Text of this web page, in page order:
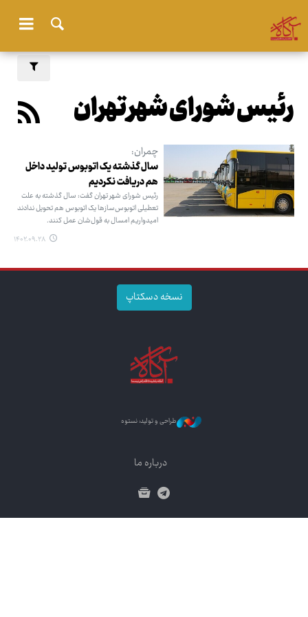
رئیس شورای شهر تهران
چمران:
سال گذشته یک اتوبوس تولید داخل
هم دریافت نکردیم
رئیس شورای شهر تهران گفت: سال گذشته به علت
تعطیلی اتوبوس‌سازها یک اتوبوس هم تحویل ندادند
امیدواریم امسال به قول‌شان عمل کنند.
۱۴۰۲.۰۹.۲۸
نسخه دسکتاپ
طراحی و تولید: نستوه
درباره ما